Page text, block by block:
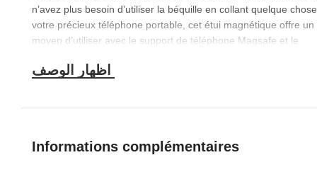
n’avez plus besoin d’utiliser la béquille en collant quelque
votre précieux téléphone portable, cet étui magnétique offre un
moyen d’utiliser avec le support de téléphone Magsafe et le
【Utiliser avec le porte-cartes Magsafe】Une autre fonction
Informations complémentaires